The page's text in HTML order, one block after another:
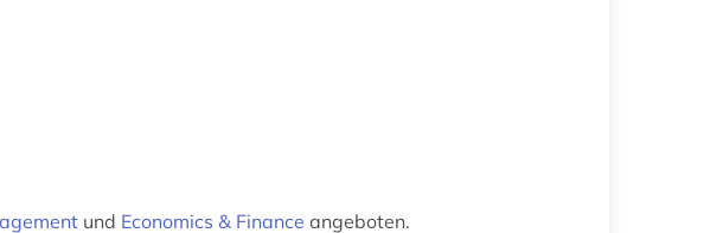
und Economics & Finance angeboten.